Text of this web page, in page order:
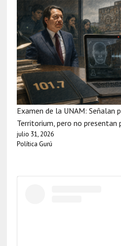
Examen de la UNAM: Señalan
Territorium, pero no presentan
julio 31, 2026
Política Gurú